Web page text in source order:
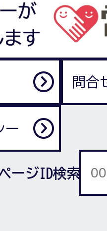
問合
ー
ージID検索